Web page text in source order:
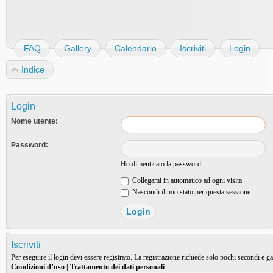
FAQ Gallery Calendario Iscriviti Login
Indice
Login
Nome utente:
Password:
Ho dimenticato la password
Collegami in automatico ad ogni visita
Nascondi il mio stato per questa sessione
Iscriviti
Per eseguire il login devi essere registrato. La registrazione richiede solo pochi secondi e
Condizioni d’uso
Trattamento dei dati personali